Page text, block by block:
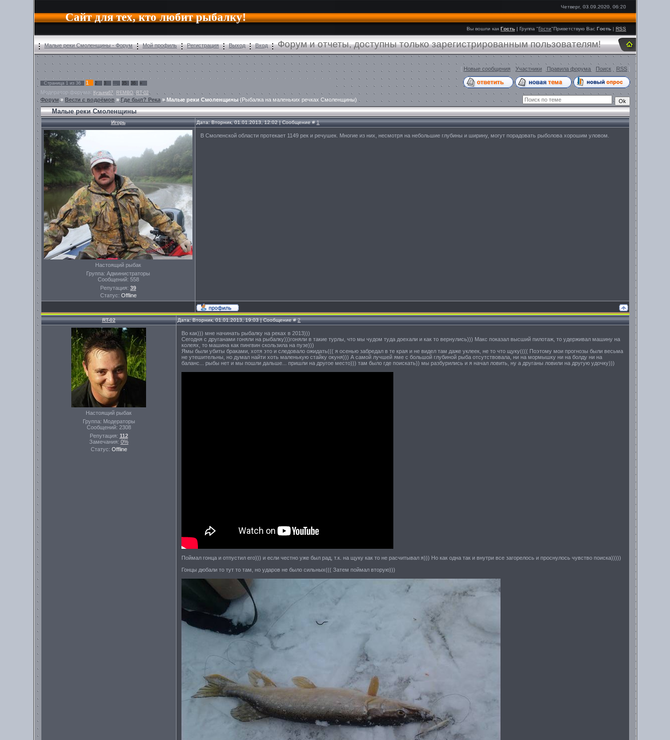
Сайт для тех, кто любит рыбалку!
Четверг, 03.09.2020, 06:20
Вы вошли как Гость|Группа"Гости"Приветствую Вас Гость |RSS
Малые реки Смоленщины - Форум Мой профиль Регистрация Выход Вход Форум и отчеты, доступны только зарегистрированным пользователям!
[ Новые сообщения Участники Правила форума Поиск RSS ]
Страница 1 из 36 1 2 3 … 35 36 »
Модератор форума: Кузьма67 REMBO , RT-02
Форум» Вести с водоёмов »Где был? Река »Малые реки Смоленщины (Рыбалка на маленьких речках Смоленщины)
Малые реки Смоленщины
Игорь Дата: Вторник, 01.01.2013, 12:02 | Сообщение #1
Настоящий рыбак
Группа: Администраторы
Сообщений: 558
Репутация: 39
Статус: Offline
В Смоленской области протекает 1149 рек и речушек. Многие из них, несмотря на небольшие глубины и ширину, могут порадовать рыболова хорошим уловом.
RT-02 Дата: Вторник, 01.01.2013, 19:03 | Сообщение #2
Настоящий рыбак
Группа: Модераторы
Сообщений: 2308
Репутация: 112
Замечания: 0%
Статус: Offline
Во как))) мне начинать рыбалку на реках в 2013)))
Сегодня с друганами гоняли на рыбалку)))гоняли в такие турлы, что мы чудом туда доехали и как то вернулись))) Макс показал высший пилотаж, то удерживал машину на
колеях, то машина как пингвин скользила на пузе)))
Ямы были убиты браками, хотя это и следовало ожидать((( я осенью забредал в те края и не видел там даже уклеек, не то что щуку(((( Поэтому мои прогнозы были весьма
не утешительны, но думал найти хоть маленькую стайку окуня))) А самой лучшей яме с большой глубиной рыба отсутствовала, ни на мормышку ни на болду ни на
баланс... рыбы нет и мы пошли дальше... пришли на другое место))) там было где поискать)) мы разбурились и я начал ловить, ну а друганы ловили на другую удочку)))
Поймал гонца и отпустил его))) и если честно уже был рад, т.к. на щуку как то не расчитывал я))) Но как одна так и внутри все загорелось и проснулось чувство поиска)))))
Гонцы дюбали то тут то там, но ударов не было сильных((( Затем поймал вторую)))